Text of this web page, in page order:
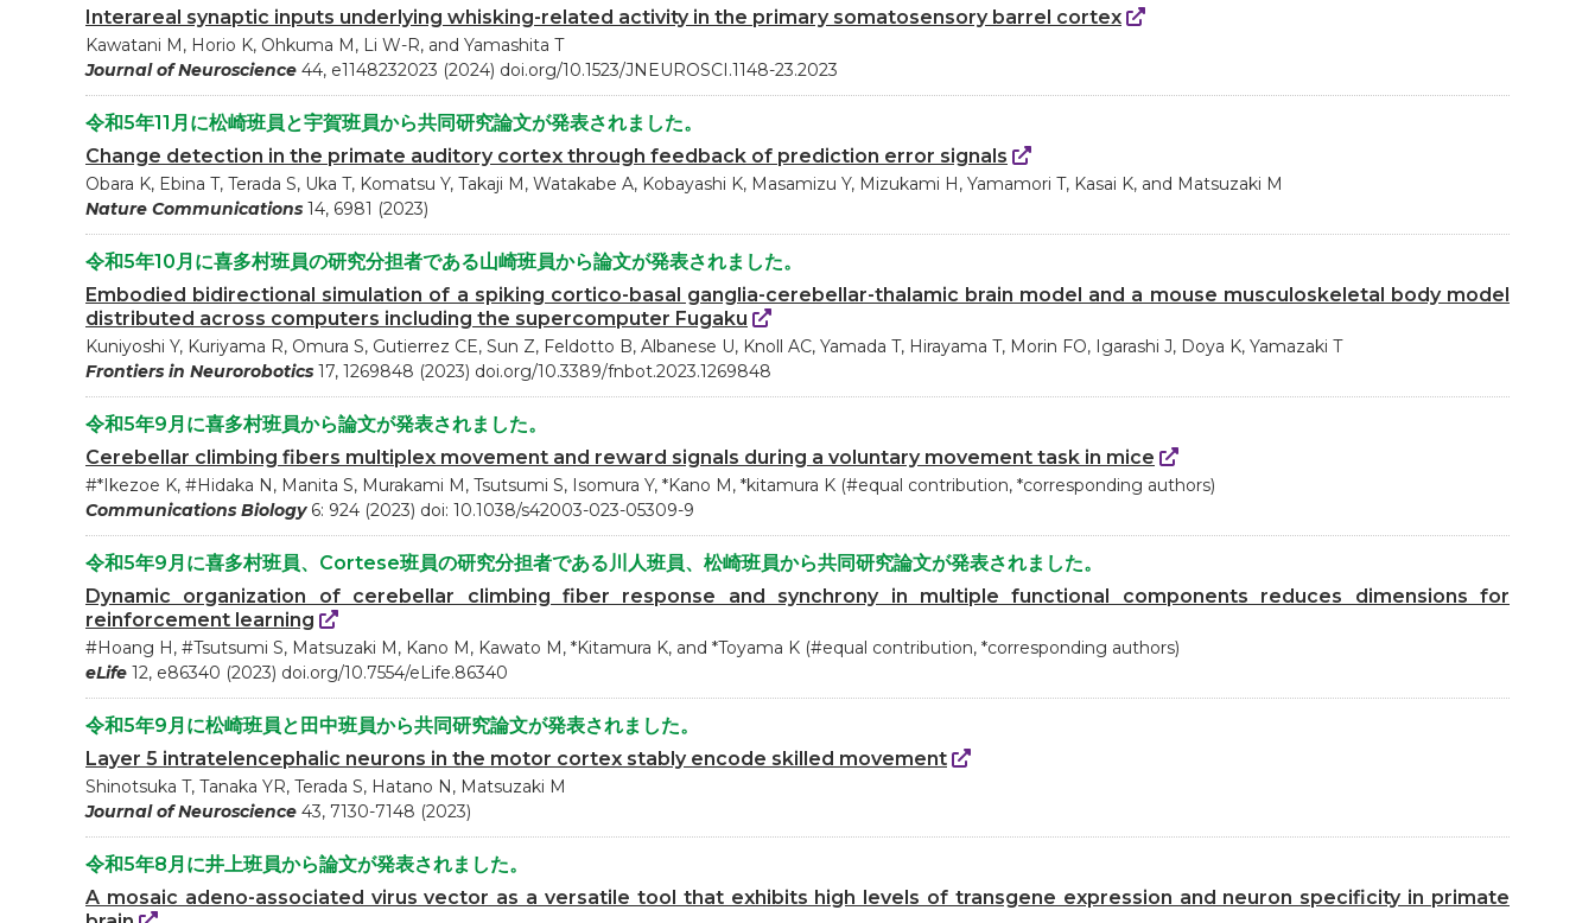
Interareal synaptic inputs underlying whisking-related activity in the primary somatosensory barrel cortex
Kawatani M, Horio K, Ohkuma M, Li W-R, and Yamashita T
Journal of Neuroscience 44, e1148232023 (2024) doi.org/10.1523/JNEUROSCI.1148-23.2023
令和5年11月に松崎班員と宇賀班員から共同研究論文が発表されました。
Change detection in the primate auditory cortex through feedback of prediction error signals
Obara K, Ebina T, Terada S, Uka T, Komatsu Y, Takaji M, Watakabe A, Kobayashi K, Masamizu Y, Mizukami H, Yamamori T, Kasai K, and Matsuzaki M
Nature Communications 14, 6981 (2023)
令和5年10月に喜多村班員の研究分担者である山崎班員から論文が発表されました。
Embodied bidirectional simulation of a spiking cortico-basal ganglia-cerebellar-thalamic brain model and a mouse musculoskeletal body model
distributed across computers including the supercomputer Fugaku
Kuniyoshi Y, Kuriyama R, Omura S, Gutierrez CE, Sun Z, Feldotto B, Albanese U, Knoll AC, Yamada T, Hirayama T, Morin FO, Igarashi J, Doya K, Yamazaki T
Frontiers in Neurorobotics 17, 1269848 (2023) doi.org/10.3389/fnbot.2023.1269848
令和5年9月に喜多村班員から論文が発表されました。
Cerebellar climbing fibers multiplex movement and reward signals during a voluntary movement task in mice
#*Ikezoe K, #Hidaka N, Manita S, Murakami M, Tsutsumi S, Isomura Y, *Kano M, *kitamura K (#equal contribution, *corresponding authors)
Communications Biology6: 924 (2023) doi: 10.1038/s42003-023-05309-9
令和5年9月に喜多村班員、Cortese班員の研究分担者である川人班員、松崎班員から共同研究論文が発表されました。
Dynamic organization of cerebellar climbing fiber response and synchrony in multiple functional components reduces dimensions for
reinforcement learning
#Hoang H, #Tsutsumi S, Matsuzaki M, Kano M, Kawato M, *Kitamura K, and *Toyama K (#equal contribution, *corresponding authors)
eLife 12, e86340 (2023) doi.org/10.7554/eLife.86340
令和5年9月に松崎班員と田中班員から共同研究論文が発表されました。
Layer 5 intratelencephalic neurons in the motor cortex stably encode skilled movement
Shinotsuka T, Tanaka YR, Terada S, Hatano N, Matsuzaki M
Journal of Neuroscience 43, 7130-7148 (2023)
令和5年8月に井上班員から論文が発表されました。
A mosaic adeno-associated virus vector as a versatile tool that exhibits high levels of transgene expression and neuron specificity in primate